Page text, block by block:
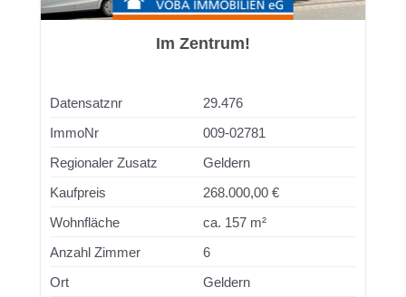
Im Zentrum!
Datensatznr
29.476
ImmoNr
009-02781
Regionaler Zusatz
Geldern
Kaufpreis
268.000,00 €
Wohnfläche
ca. 157 m²
Anzahl Zimmer
6
Ort
Geldern